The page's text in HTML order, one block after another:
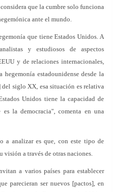
que la cumbre solo funciona
ante el mundo.
que tiene Estados Unidos. A
y estudiosos de aspectos
y de relaciones internacionales,
estadounidense desde la
siglo XX, esa situación es relativa
Unidos tiene la capacidad de
la democracia", comenta en una
a analizar es que, con este tipo de
visión a través de otras naciones.
a varios países para establecer
parecieran ser nuevos [pactos], en